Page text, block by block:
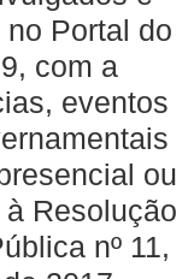
Portal do
com a
eventos
ou
Resolução
nº 11,